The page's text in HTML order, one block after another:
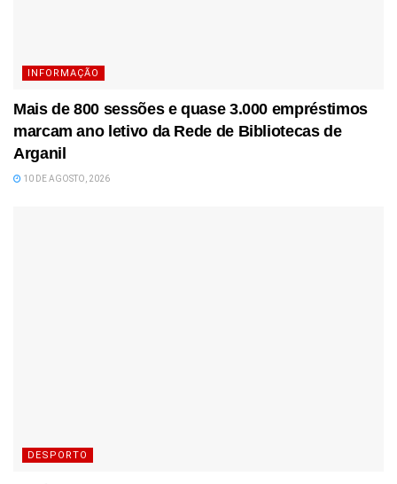
INFORMAÇÃO
Mais de 800 sessões e quase 3.000 empréstimos
marcam ano letivo da Rede de Bibliotecas de
Arganil
10 DE AGOSTO, 2026
DESPORTO